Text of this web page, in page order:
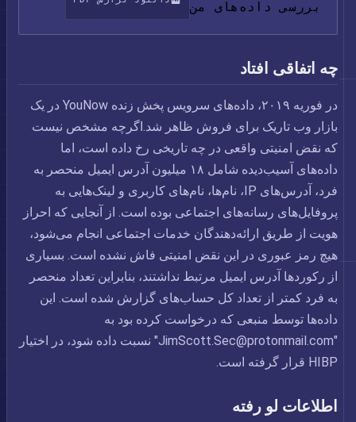
بررسی داده‌های من
چه اتفاقی افتاد
در فوریه ۲۰۱۹، داده‌های سرویس پخش زنده YouNow در یک
بازار وب تاریک برای فروش ظاهر شد.اگرچه مشخص نیست
که نقض امنیتی واقعی در چه تاریخی رخ داده است، اما
داده‌های آسیب‌دیده شامل ۱۸ میلیون آدرس ایمیل منحصر به
فرد، آدرس‌های IP، نام‌ها، نام‌های کاربری و لینک‌هایی به
پروفایل‌های رسانه‌های اجتماعی بوده است. از آنجایی که احراز
هویت از طریق ارائه‌دهندگان خدمات اجتماعی انجام می‌شود،
هیچ رمز عبوری در این نقض امنیتی فاش نشده است. بسیاری
از رکوردها آدرس ایمیل مرتبط نداشتند، بنابراین تعداد منحصر
به فرد کمتر از تعداد کل حساب‌های گزارش شده است. این
داده‌ها توسط منبعی که درخواست کرده بود به
JimScott.Sec@protonmail.com" نسبت داده شود، در اختیار
HIBP قرار گرفته است.
اطلاعات لو رفته